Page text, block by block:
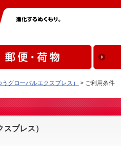
うグローバルエクスプレス） > ご利用条件
プレス）